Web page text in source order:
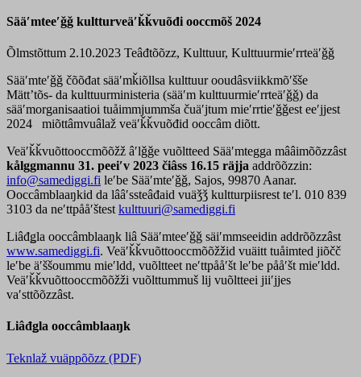
Sääʹmteeʹǧǧ kultturveäʹǩǩvuõđi ooccmõš 2024
Õlmstõttum 2.10.2023 Teâđtõõzz, Kulttuur, Kulttuurmieʹrrteäʹǧǧ
Sääʹmteʹǧǧ čõõđat sääʹmǩiõllsa kulttuur ooudâsviikkmõʹšše
Mättʼtõs- da kulttuurministeria (sääʹm kulttuurmieʹrrteäʹǧǧ) da
sääʹmorganisaatioi tuåimmjummša čuäʹjtum mieʹrrtieʹǧǧest eeʹjjest
2024 miõttâmvuâlaž veäʹǩǩvuõđid ooccâm diõtt.
Veäʹǩǩvuõttooccmõõžž âʹlǧǧe vuõltteed Sääʹmtegga mââimõõzzâst
kålggmannu 31. peeiʹv 2023 čiâss 16.15 räjja addrõõzzin:
info@samediggi.fi leʹbe Sääʹmteʹǧǧ, Sajos, 99870 Aanar.
Ooccâmblaaŋkid da lââʹssteâđaid vuäǯǯ kultturpiisrest teʹl. 010 839
3103 da neʹttpååʹštest kulttuuri@samediggi.fi
Liâđǥla ooccâmblaaŋk liâ Sääʹmteeʹǧǧ säiʹmmseeidin addrõõzzâst
www.samediggi.fi. Veäʹǩǩvuõttooccmõõžžid vuäitt tuåimted jiõčč
leʹbe äʹššoummu mieʹldd, vuõltteet neʹttpååʹšt leʹbe pååʹšt mieʹldd.
Veäʹǩǩvuõttooccmõõžži vuõlttummuš lij vuõltteei jiiʹjjes
vaʹsttõõzzâst.
Liâđǥla ooccâmblaaŋk
Teknlaž vuäppõõzz (PDF)